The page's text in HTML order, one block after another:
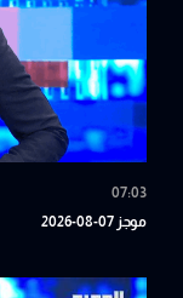
07:03
موجز 07-08-2026